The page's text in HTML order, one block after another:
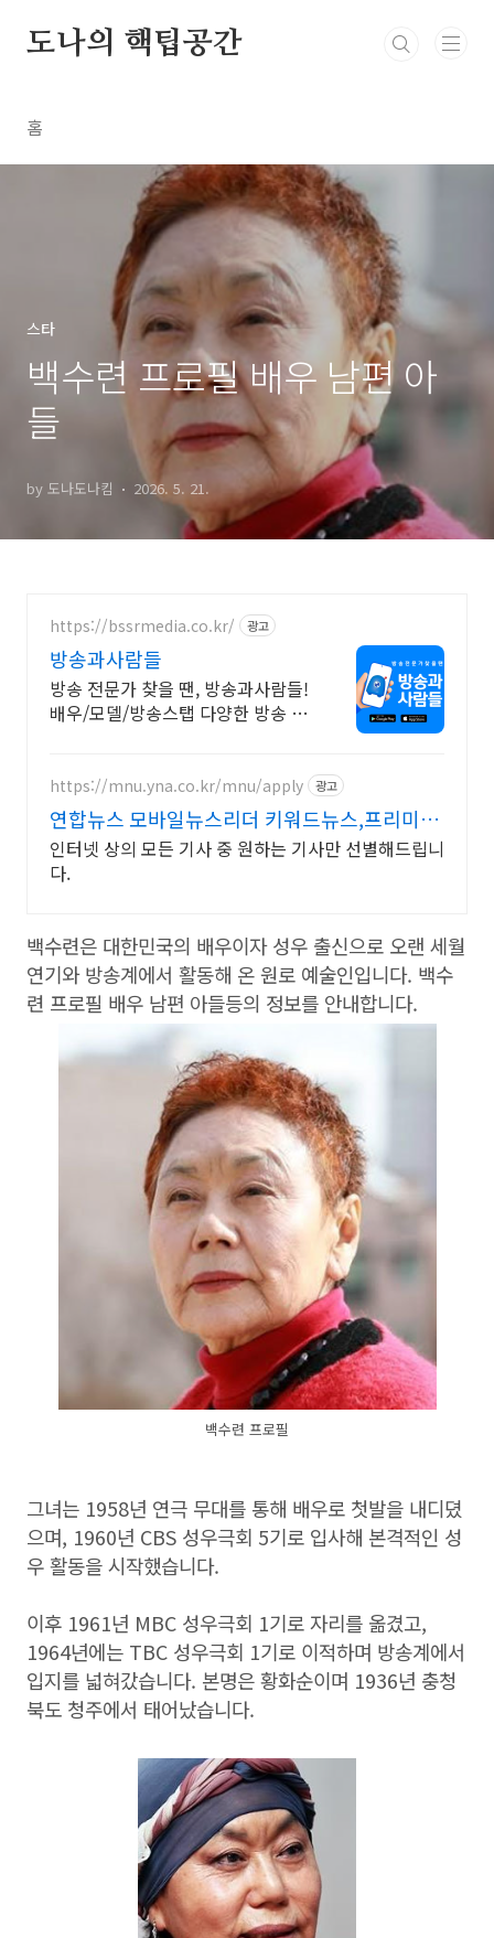
도나의 핵팁공간
홈
스타
백수련 프로필 배우 남편 아
들
by 도나도나킴 2026. 5. 21.
https://bssrmedia.co.kr/ 광고
방송과사람들
방송 전문가 찾을 땐, 방송과사람들!
배우/모델/방송스탭 다양한 방송 전
https://mnu.yna.co.kr/mnu/apply 광고
연합뉴스 모바일뉴스리더 키워드뉴스,프리미엄
인물검색
인터넷 상의 모든 기사 중 원하는 기사만 선별해드립니
다.
백수련은 대한민국의 배우이자 성우 출신으로 오랜 세월
연기와 방송계에서 활동해 온 원로 예술인입니다. 백수
련 프로필 배우 남편 아들등의 정보를 안내합니다.
백수련 프로필
그녀는 1958년 연극 무대를 통해 배우로 첫발을 내디뎠
으며, 1960년 CBS 성우극회 5기로 입사해 본격적인 성
우 활동을 시작했습니다.
이후 1961년 MBC 성우극회 1기로 자리를 옮겼고,
1964년에는 TBC 성우극회 1기로 이적하며 방송계에서
입지를 넓혀갔습니다. 본명은 황화순이며 1936년 충청
북도 청주에서 태어났습니다.